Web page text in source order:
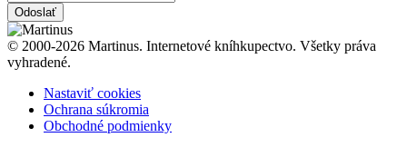
Odoslať
© 2000-2026 Martinus. Internetové kníhkupectvo. Všetky práva
vyhradené.
Nastaviť cookies
Ochrana súkromia
Obchodné podmienky